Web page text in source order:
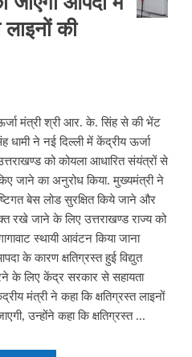
लाइनों की
मंत्री श्री आर. के. सिंह से की भेंट
धामी ने नई दिल्ली में केंद्रीय ऊर्जा
को कोयला आधारित संयंत्रों से
जाने का अनुरोध किया. मुख्यमंत्री ने
बेस लोड सुरक्षित किये जाने और
रखे जाने के लिए उत्तराखण्ड राज्य को
स्थायी आवंटन किया जाना
के कारण क्षतिग्रस्त हुई विद्युत
के लिए केंद्र सरकार से सहायता
मंत्री ने कहा कि क्षतिग्रस्त लाइनों
उन्होंने कहा कि क्षतिग्रस्त ...